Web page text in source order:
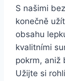
S našimi
konečně
obsahu
kvalitními
pokrm, aniž
Užijte si